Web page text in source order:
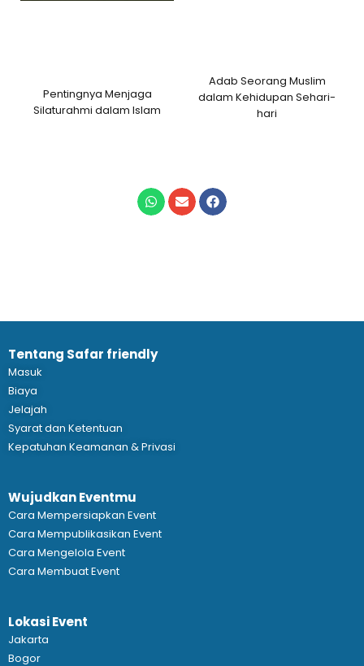
Pentingnya Menjaga
Silaturahmi dalam Islam
Adab Seorang Muslim
dalam Kehidupan Sehari-
hari
Tentang Safar friendly
Masuk
Biaya
Jelajah
Syarat dan Ketentuan
Kepatuhan Keamanan & Privasi
Wujudkan Eventmu
Cara Mempersiapkan Event
Cara Mempublikasikan Event
Cara Mengelola Event
Cara Membuat Event
Lokasi Event
Jakarta
Bogor